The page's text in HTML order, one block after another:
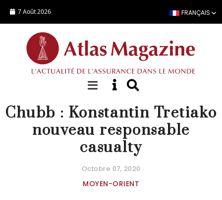
7 Août 2026 FRANÇAIS
NOMINATION
Chubb : Konstantin Tretiako
nouveau responsable
casualty
Octobre 07, 2020
MOYEN-ORIENT